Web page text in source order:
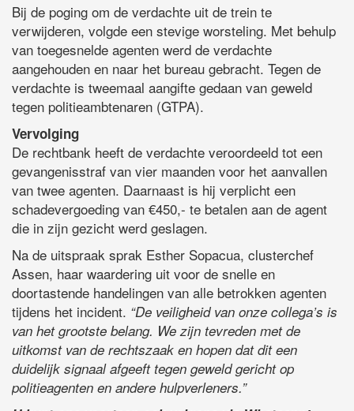
Bij de poging om de verdachte uit de trein te
verwijderen, volgde een stevige worsteling. Met behulp
van toegesnelde agenten werd de verdachte
aangehouden en naar het bureau gebracht. Tegen de
verdachte is tweemaal aangifte gedaan van geweld
tegen politieambtenaren (GTPA).
Vervolging
De rechtbank heeft de verdachte veroordeeld tot een
gevangenisstraf van vier maanden voor het aanvallen
van twee agenten. Daarnaast is hij verplicht een
schadevergoeding van €450,- te betalen aan de agent
die in zijn gezicht werd geslagen.
Na de uitspraak sprak Esther Sopacua, clusterchef
Assen, haar waardering uit voor de snelle en
doortastende handelingen van alle betrokken agenten
tijdens het incident. “De veiligheid van onze collega’s is
van het grootste belang. We zijn tevreden met de
uitkomst van de rechtszaak en hopen dat dit een
duidelijk signaal afgeeft tegen geweld gericht op
politieagenten en andere hulpverleners.”